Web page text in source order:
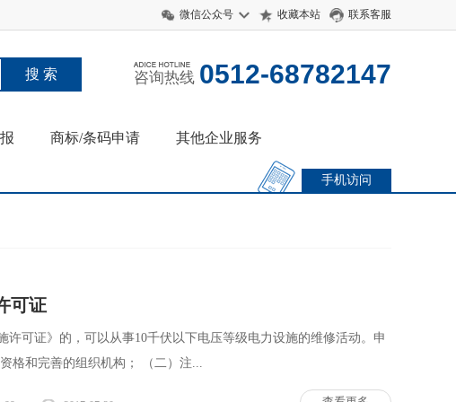
微信公众号 收藏本站 联系客服
咨询热线 0512-68782147
商标/条码申请 其他企业服务
手机访问
可证
许可证》的，可以从事10千伏以下电压等级电力设施的维修活动。申
格和完善的组织机构； （二）注...